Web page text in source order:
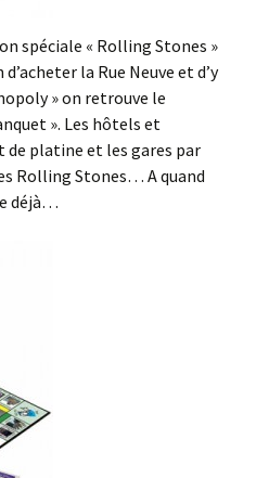
spéciale « Rolling Stones »
la Rue Neuve et d’y
» on retrouve le
». Les hôtels et
de platine et les gares par
Rolling Stones… A quand
déjà…